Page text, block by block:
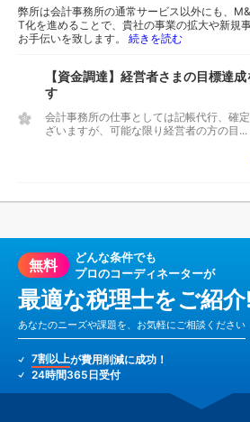
弊所は会計事務所の通常サービス以外にも、
T化を進めることで、貴社の事業の拡大や新規
お手伝いを致します。 続きを読む
【資金調達】経営者さまの目標達
す
会計事務所の仕事としては記帳代行、確
ざいますが、可能な限り経営者の方の目...
無料
どんな条件でも
プロのコーディネーターが
最適な税理士をご紹
あなたのニーズや課題を、お気軽にご相談ください
7割以上が費用削減に成功！
24時間365日受付